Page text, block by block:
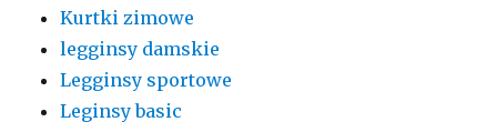
Kurtki zimowe
legginsy damskie
Legginsy sportowe
Leginsy basic